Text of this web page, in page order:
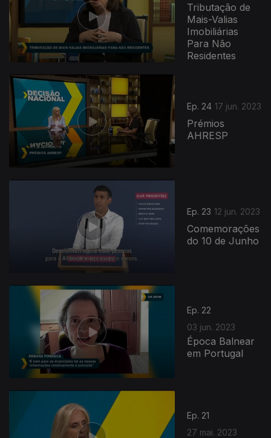
Tributação de
Mais-Valias
Imobiliárias
Para Não
Residentes
Ep. 24 17 jun. 2023
Prémios
AHRESP
Ep. 23 12 jun. 2023
Comemorações
do 10 de Junho
698290
Ep. 22
03 jun. 2023
Época Balnear
em Portugal
Ep. 21
27 mai. 2023